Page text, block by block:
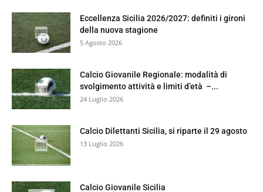
Eccellenza Sicilia 2026/2027: definiti i gironi
della nuova stagione
5 Agosto 2026
Calcio Giovanile Regionale: modalità di
svolgimento attività e limiti d’età –...
24 Luglio 2026
Calcio Dilettanti Sicilia, si riparte il 29 agosto
13 Luglio 2026
Calcio Giovanile Sicilia